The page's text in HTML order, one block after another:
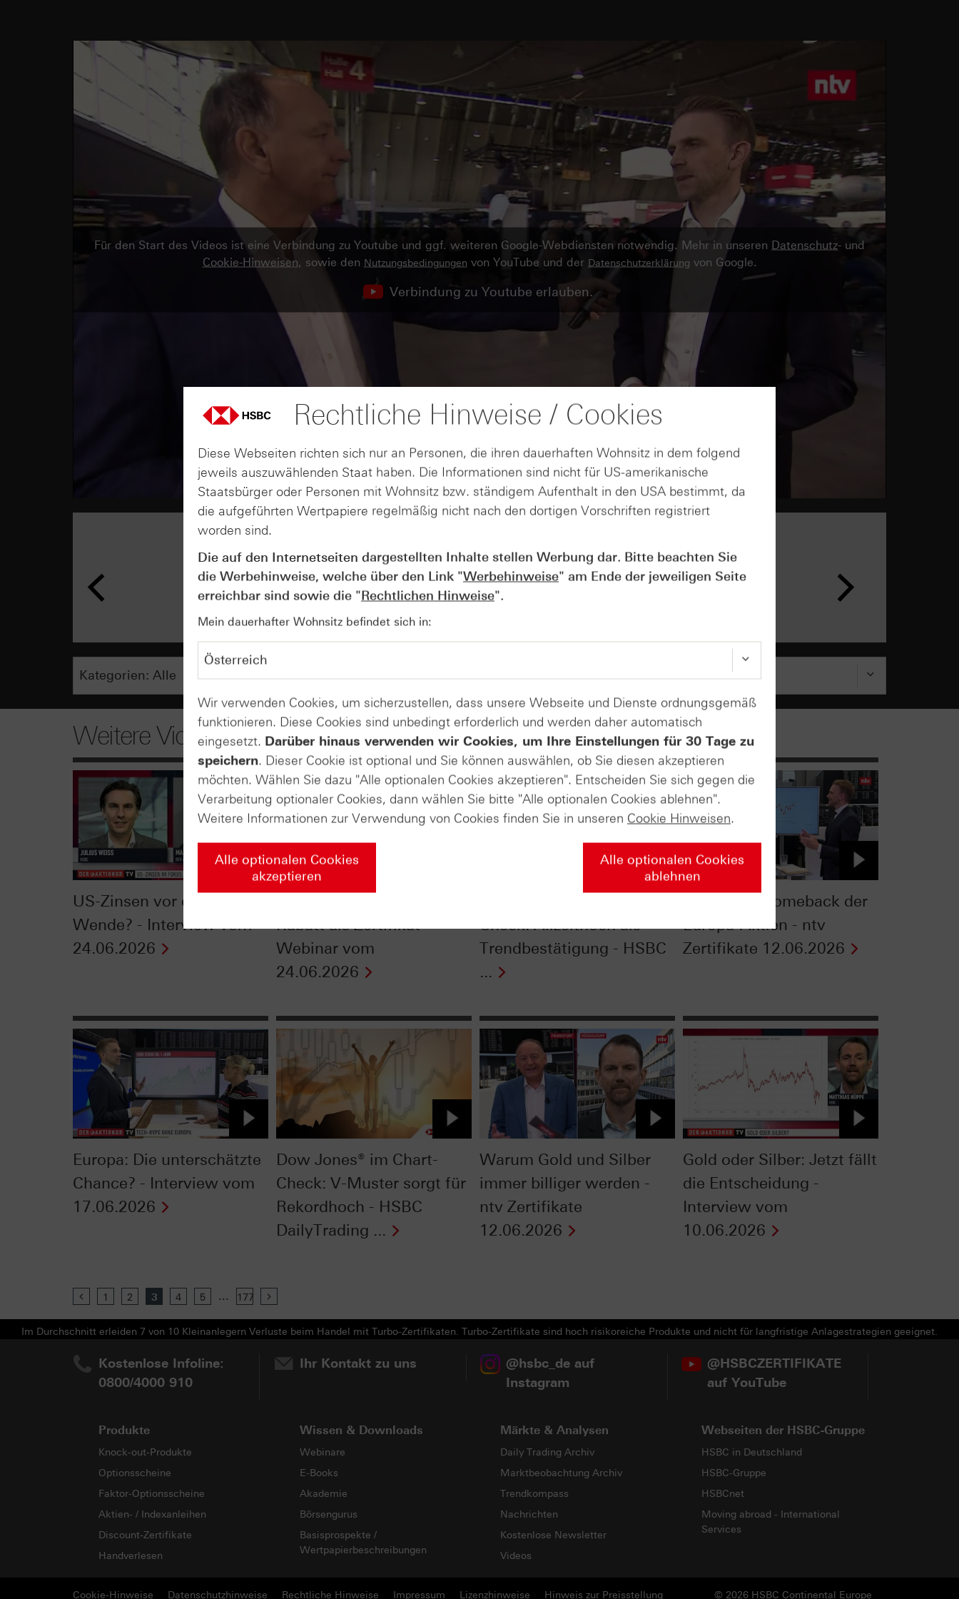
Für den Start des Videos ist eine Verbindung zu Youtube und ggf. weiteren Google-Webdiensten notwendig. Mehr in unseren Datenschutz- und
Cookie-Hinweisen, sowie den Nutzungsbedingungen von YouTube und der Datenschutzerklärung von Google.
Verbindung zu Youtube erlauben.
AUGUST
07
Wie lange bleibt der DAX® in
Rekordlaune? - ntv Zertifikate
07.08.26
Weitere Videos
US-Zinsen vor der
Wende? - Interview vom
24.06.2026
Rabatt als Zertifikat -
Webinar vom
24.06.2026
Check: Allzeithoch als
Trendbestätigung - HSBC
...
Das große Comeback der
Europa-Aktien - ntv
Zertifikate 12.06.2026
Europa: Die unterschätzte
Chance? - Interview vom
17.06.2026
Dow Jones® im Chart-
Check: V-Muster sorgt für
Rekordhoch - HSBC
DailyTrading ...
Warum Gold und Silber
immer billiger werden -
ntv Zertifikate
12.06.2026
Gold oder Silber: Jetzt fällt
die Entscheidung -
Interview vom
10.06.2026
Previous
1 2 3 4 5 ... 177
Im Durchschnitt erleiden 7 von 10 Kleinanlegern Verluste beim Handel mit Turbo-Zertifikaten. Turbo-Zertifikate sind hoch risikoreiche Produkte und nicht für langfristige Anlagestrategien geeignet.
Kostenlose Infoline:
0800/4000 910
Ihr Kontakt zu uns
@hsbc_de auf
Instagram
@HSBCZERTIFIKATE
auf YouTube
Produkte
Knock-out-Produkte
Optionsscheine
Faktor-Optionsscheine
Aktien- / Indexanleihen
Discount-Zertifikate
Handverlesen
Wissen & Downloads
Webinare
E-Books
Akademie
Börsengurus
Basisprospekte /
Wertpapierbeschreibungen
Märkte & Analysen
Daily Trading Archiv
Marktbeobachtung Archiv
Trendkompass
Nachrichten
Kostenlose Newsletter
Videos
Webseiten der HSBC-Gruppe
HSBC in Deutschland
HSBC-Gruppe
HSBCnet
Moving abroad - International
Services
Cookie-Hinweise Datenschutzhinweise Rechtliche Hinweise Impressum Lizenzhinweise © 2026 HSBC Continental Europe
Hinweis zur Preisstellung
Rechtliche Hinweise / Cookies
Diese Webseiten richten sich nur an Personen, die ihren dauerhaften Wohnsitz in dem folgend
jeweils auszuwählenden Staat haben. Die Informationen sind nicht für US-amerikanische
Staatsbürger oder Personen mit Wohnsitz bzw. ständigem Aufenthalt in den USA bestimmt, da
die aufgeführten Wertpapiere regelmäßig nicht nach den dortigen Vorschriften registriert
worden sind.
Die auf den Internetseiten dargestellten Inhalte stellen Werbung dar. Bitte beachten Sie
die Werbehinweise, welche über den Link "Werbehinweise" am Ende der jeweiligen Seite
erreichbar sind sowie die "Rechtlichen Hinweise".
Mein dauerhafter Wohnsitz befindet sich in:
Wir verwenden Cookies, um sicherzustellen, dass unsere Webseite und Dienste ordnungsgemäß
funktionieren. Diese Cookies sind unbedingt erforderlich und werden daher automatisch
eingesetzt. Darüber hinaus verwenden wir Cookies, um Ihre Einstellungen für 30 Tage zu
speichern. Dieser Cookie ist optional und Sie können auswählen, ob Sie diesen akzeptieren
möchten. Wählen Sie dazu "Alle optionalen Cookies akzeptieren". Entscheiden Sie sich gegen die
Verarbeitung optionaler Cookies, dann wählen Sie bitte "Alle optionalen Cookies ablehnen".
Weitere Informationen zur Verwendung von Cookies finden Sie in unseren Cookie Hinweisen.
Alle optionalen Cookies
akzeptieren
Alle optionalen Cookies
ablehnen